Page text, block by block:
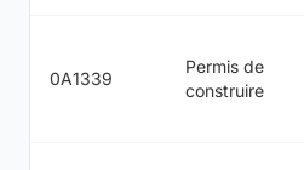
0A1339
Permis de
construire